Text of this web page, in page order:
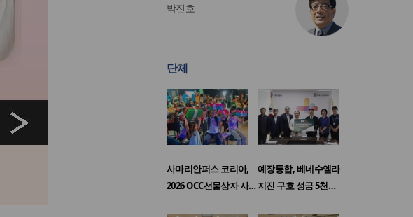
박진호
단체
사마리안퍼스 코리아,
2026 OCC선물상자 사…
예장통합, 베네수엘라
지진 구호 성금 5천…